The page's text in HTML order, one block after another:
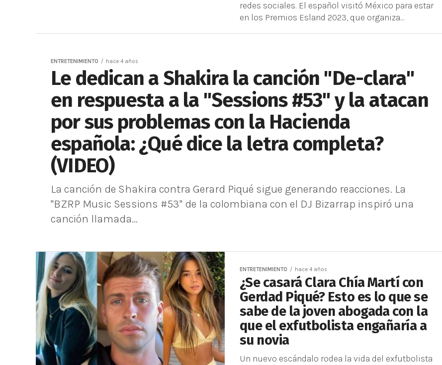
redes sociales. El español visitó México para estar
en los Premios Esland 2023, que organiza...
ENTRETENIMIENTO hace 4 años
Le dedican a Shakira la canción "De-clara"
en respuesta a la "Sessions #53" y la atacan
por sus problemas con la Hacienda
española: ¿Qué dice la letra completa?
(VIDEO)
La canción de Shakira contra Gerard Piqué sigue generando reacciones. La
"BZRP Music Sessions #53" de la colombiana con el DJ Bizarrap inspiró una
canción llamada...
ENTRETENIMIENTO hace 4 años
¿Se casará Clara Chía Martí con
Gerdad Piqué? Esto es lo que se
sabe de la joven abogada con la
que el exfutbolista engañaría a
su novia
Un nuevo escándalo rodea la vida del exfutbolista